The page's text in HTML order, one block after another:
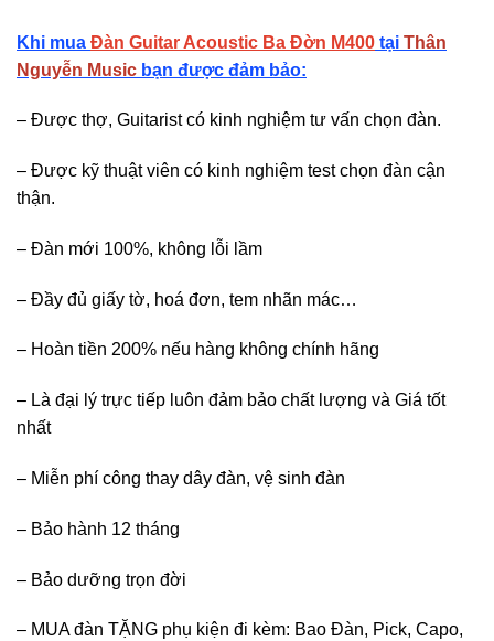
Khi mua Đàn Guitar Acoustic Ba Đờn M400 tại Thân
Nguyễn Music bạn được đảm bảo:
– Được thợ, Guitarist có kinh nghiệm tư vấn chọn đàn.
– Được kỹ thuật viên có kinh nghiệm test chọn đàn cận
thận.
– Đàn mới 100%, không lỗi lầm
– Đầy đủ giấy tờ, hoá đơn, tem nhãn mác…
– Hoàn tiền 200% nếu hàng không chính hãng
– Là đại lý trực tiếp luôn đảm bảo chất lượng và Giá tốt
nhất
– Miễn phí công thay dây đàn, vệ sinh đàn
– Bảo hành 12 tháng
– Bảo dưỡng trọn đời
– MUA đàn TẶNG phụ kiện đi kèm: Bao Đàn, Pick, Capo,